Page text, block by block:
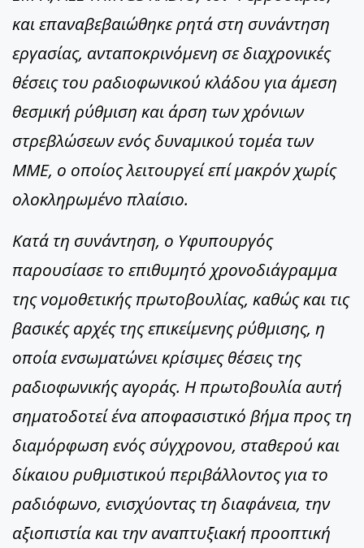
και επαναβεβαιώθηκε ρητά στη συνάντηση
εργασίας, ανταποκρινόμενη σε διαχρονικές
θέσεις του ραδιοφωνικού κλάδου για άμεση
θεσμική ρύθμιση και άρση των χρόνιων
στρεβλώσεων ενός δυναμικού τομέα των
ΜΜΕ, ο οποίος λειτουργεί επί μακρόν χωρίς
ολοκληρωμένο πλαίσιο.
Κατά τη συνάντηση, ο Υφυπουργός
παρουσίασε το επιθυμητό χρονοδιάγραμμα
της νομοθετικής πρωτοβουλίας, καθώς και τις
βασικές αρχές της επικείμενης ρύθμισης, η
οποία ενσωματώνει κρίσιμες θέσεις της
ραδιοφωνικής αγοράς. Η πρωτοβουλία αυτή
σηματοδοτεί ένα αποφασιστικό βήμα προς τη
διαμόρφωση ενός σύγχρονου, σταθερού και
δίκαιου ρυθμιστικού περιβάλλοντος για το
ραδιόφωνο, ενισχύοντας τη διαφάνεια, την
αξιοπιστία και την αναπτυξιακή προοπτική